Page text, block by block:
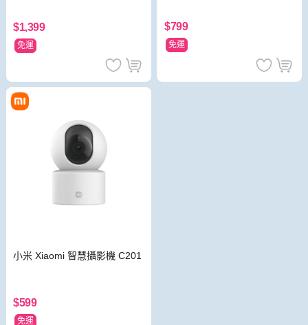
$1,399
免運
$799
免運
小米 Xiaomi 智慧攝影機 C201
$599
免運